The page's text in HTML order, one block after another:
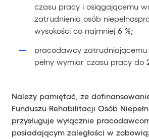
czasu pracy i osiągającemu
zatrudnienia osób
wysokości co najmniej6 %;
pracodawcy zatrudniającemu
pełny wymiar czasu pracy do
Należy pamiętać, że
Funduszu Rehabilitacji Osób
przysługuje wyłącznie
posiadającym zaległości w